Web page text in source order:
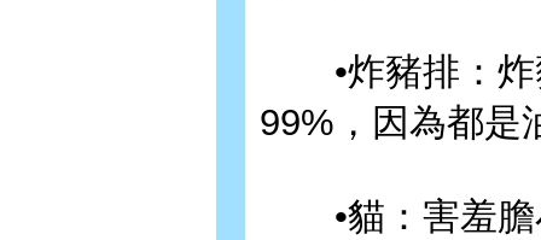
•炸豬排：炸
99%，因為都
•貓：害羞膽